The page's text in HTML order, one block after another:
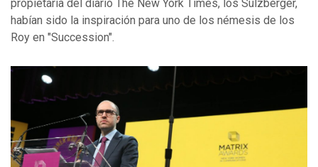
propietaria del diario The New York Times, los Sulzberger,
habían sido la inspiración para uno de los némesis de los
Roy en "Succession".